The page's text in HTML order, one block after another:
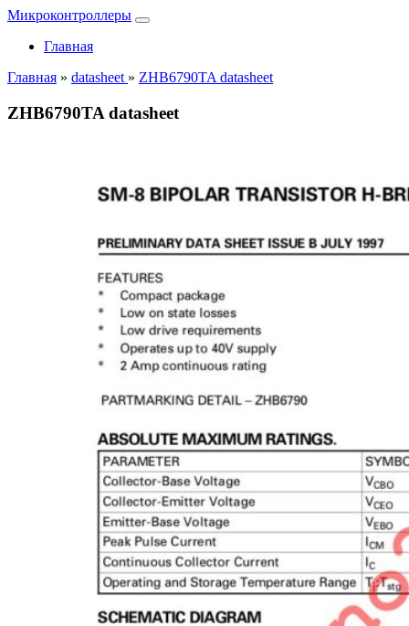
Микроконтроллеры
Главная
Главная » datasheet » ZHB6790TA datasheet
ZHB6790TA datasheet